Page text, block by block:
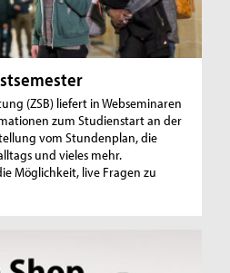
(ZSB) liefert in Webseminaren
zum Studienstart an der
vom Stundenplan, die
und vieles mehr.
Möglichkeit, live Fragen zu